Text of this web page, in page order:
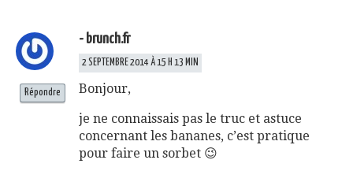
- brunch.fr
2 SEPTEMBRE 2014 À 15 H 13 MIN
Bonjour,
je ne connaissais pas le truc et astuce
concernant les bananes, c’est pratique
pour faire un sorbet 😉
Répondre